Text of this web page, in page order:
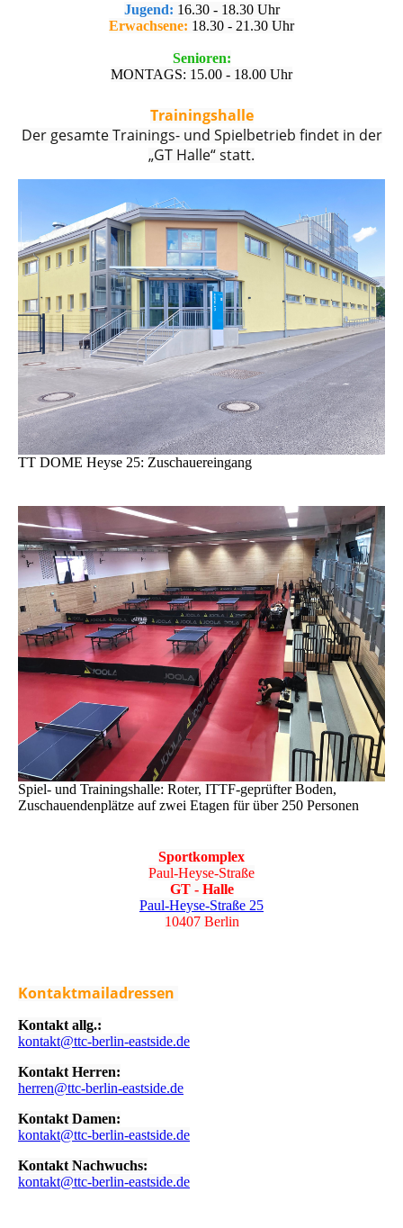
Jugend: 16.30 - 18.30 Uhr
Erwachsene: 18.30 - 21.30 Uhr
Senioren:
MONTAGS: 15.00 - 18.00 Uhr
Trainingshalle
Der gesamte Trainings- und Spielbetrieb findet in der
„GT Halle“ statt.
TT DOME Heyse 25: Zuschauereingang
Spiel- und Trainingshalle: Roter, ITTF-geprüfter Boden,
Zuschauendenplätze auf zwei Etagen für über 250 Personen
Sportkomplex
Paul-Heyse-Straße
GT - Halle
Paul-Heyse-Straße 25
10407 Berlin
Kontaktmailadressen
Kontakt allg.:
kontakt@ttc-berlin-eastside.de
Kontakt Herren:
herren@ttc-berlin-eastside.de
Kontakt Damen:
kontakt@ttc-berlin-eastside.de
Kontakt Nachwuchs:
kontakt@ttc-berlin-eastside.de